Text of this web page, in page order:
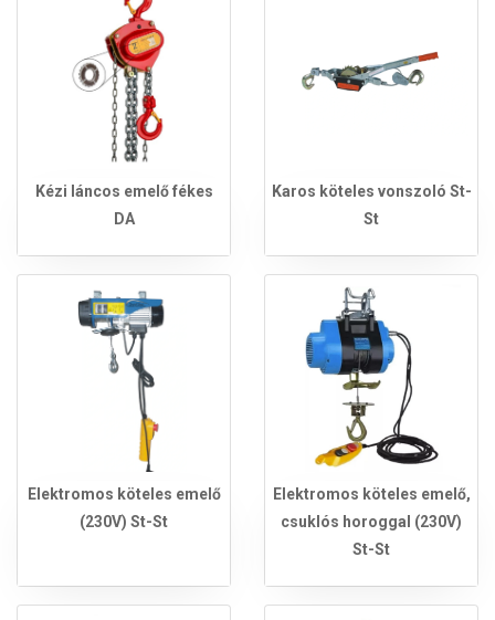
Kézi láncos emelő fékes
DA
Karos köteles vonszoló St-
St
Elektromos köteles emelő
(230V) St-St
Elektromos köteles emelő,
csuklós horoggal (230V)
St-St